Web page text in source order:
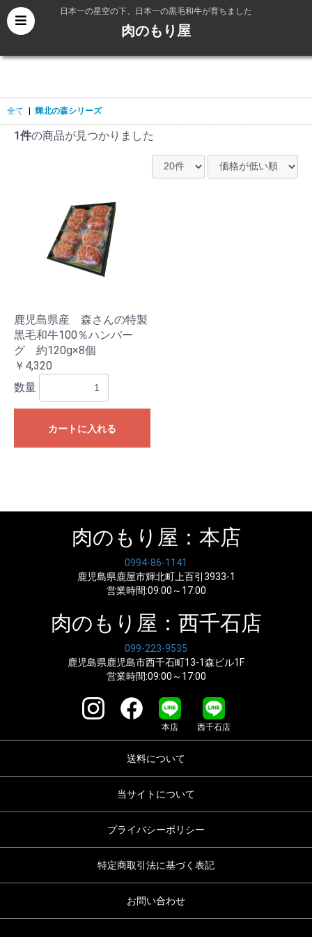
日本一の星空の下、日本一の黒毛和牛が育ちました
肉のもり屋
全て 輝北の森シリーズ
1件の商品が見つかりました
鹿児島県産 森さんの特製
黒毛和牛100％ハンバー
グ 約120g×8個
￥4,320
数量
カートに入れる
お買い物を続ける カートへ進む
肉のもり屋：本店
0994-86-1141
鹿児島県鹿屋市輝北町上百引3933-1
営業時間:09:00～17:00
肉のもり屋：西千石店
099-223-9535
鹿児島県鹿児島市西千石町13-1森ビル1F
営業時間:09:00～17:00
本店 西千石店
送料について
当サイトについて
プライバシーポリシー
特定商取引法に基づく表記
お問い合わせ